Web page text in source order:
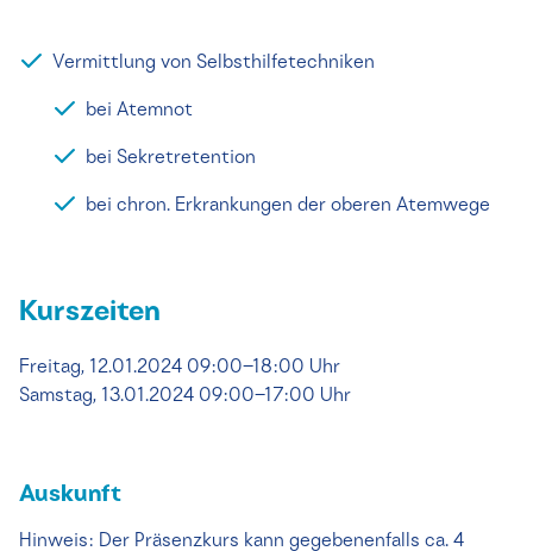
Vermittlung von Selbsthilfetechniken
bei Atemnot
bei Sekretretention
bei chron. Erkrankungen der oberen Atemwege
Kurszeiten
Freitag, 12.01.2024 09:00–18:00 Uhr
Samstag, 13.01.2024 09:00–17:00 Uhr
Auskunft
Hinweis: Der Präsenzkurs kann gegebenenfalls ca. 4